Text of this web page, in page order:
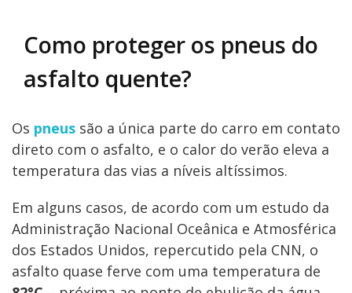
Como proteger os pneus do
asfalto quente?
Os pneus são a única parte do carro em contato
direto com o asfalto, e o calor do verão eleva a
temperatura das vias a níveis altíssimos.
Em alguns casos, de acordo com um estudo da
Administração Nacional Oceânica e Atmosférica
dos Estados Unidos, repercutido pela CNN, o
asfalto quase ferve com uma temperatura de